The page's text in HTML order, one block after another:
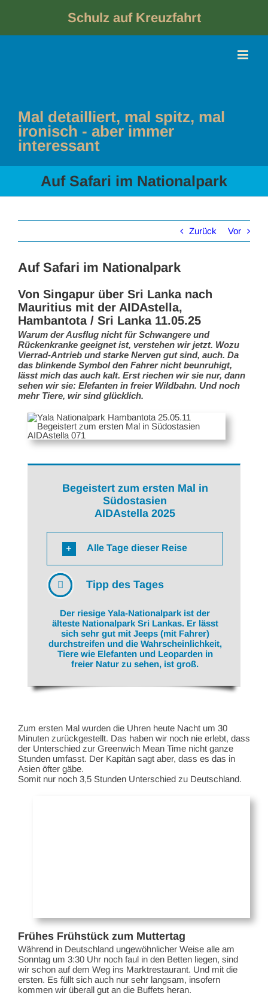
Schulz auf Kreuzfahrt
Mal detailliert, mal spitz, mal
ironisch - aber immer
interessant
Auf Safari im Nationalpark
Zurück Vor
Auf Safari im Nationalpark
Von Singapur über Sri Lanka nach
Mauritius mit der AIDAstella,
Hambantota / Sri Lanka 11.05.25
Warum der Ausflug nicht für Schwangere und
Rückenkranke geeignet ist, verstehen wir jetzt. Wozu
Vierrad-Antrieb und starke Nerven gut sind, auch. Da
das blinkende Symbol den Fahrer nicht beunruhigt,
lässt mich das auch kalt. Erst riechen wir sie nur, dann
sehen wir sie: Elefanten in freier Wildbahn. Und noch
mehr Tiere, wir sind glücklich.
Begeistert zum ersten Mal in
Südostasien
AIDAstella 2025
Alle Tage dieser Reise
Tipp des Tages
Der riesige Yala-Nationalpark ist der
älteste Nationalpark Sri Lankas. Er lässt
sich sehr gut mit Jeeps (mit Fahrer)
durchstreifen und die Wahrscheinlichkeit,
Tiere wie Elefanten und Leoparden in
freier Natur zu sehen, ist groß.
Zum ersten Mal wurden die Uhren heute Nacht um 30
Minuten zurückgestellt. Das haben wir noch nie erlebt, dass
der Unterschied zur Greenwich Mean Time nicht ganze
Stunden umfasst. Der Kapitän sagt aber, dass es das in
Asien öfter gäbe.
Somit nur noch 3,5 Stunden Unterschied zu Deutschland.
Frühes Frühstück zum Muttertag
Während in Deutschland ungewöhnlicher Weise alle am
Sonntag um 3:30 Uhr noch faul in den Betten liegen, sind
wir schon auf dem Weg ins Marktrestaurant. Und mit die
ersten. Es füllt sich auch nur sehr langsam, insofern
kommen wir überall gut an die Buffets heran.